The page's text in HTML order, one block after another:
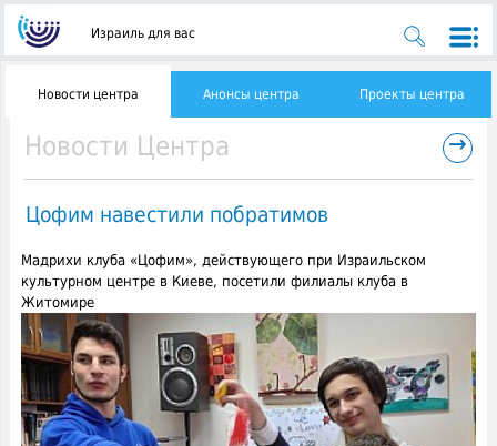
Израиль для вас
Новости центра Анонсы центра Проекты центра
Новости Центра →
Цофим навестили побратимов
Мадрихи клуба «Цофим», действующего при Израильском
культурном центре в Киеве, посетили филиалы клуба в
Житомире